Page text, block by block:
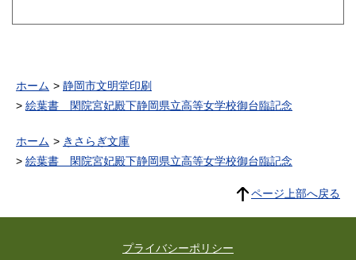
ホーム
静岡市文明堂印刷
絵葉書 閑院宮妃殿下静岡県立高等女学校御台臨記念
ホーム
きさらぎ文庫
絵葉書 閑院宮妃殿下静岡県立高等女学校御台臨記念
ページ上部へ戻る
プライバシーポリシー